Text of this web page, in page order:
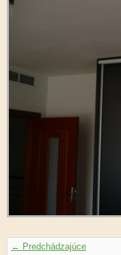
← Predchádzajúce